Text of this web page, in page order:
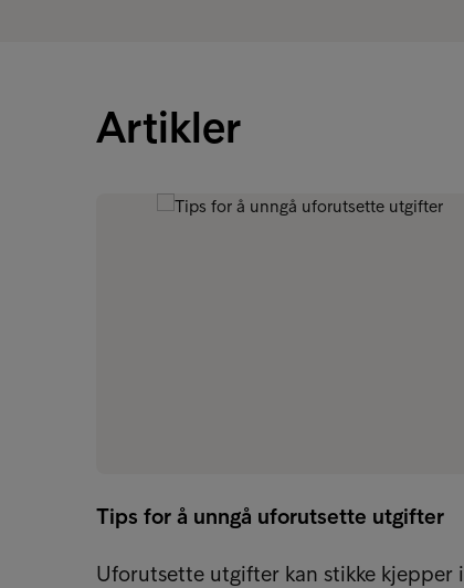
Artikler
Tips for å unngå uforutsette utgifter
Uforutsette utgifter kan stikke kjepper i